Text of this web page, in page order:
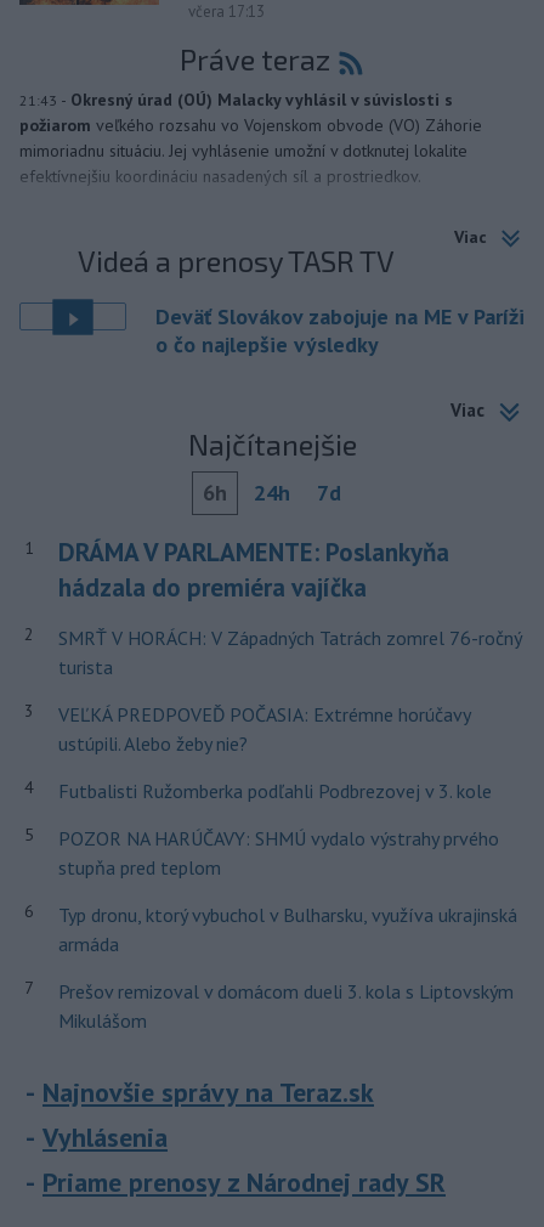
včera 17:13
Práve teraz
21:43 - Okresný úrad (OÚ) Malacky vyhlásil v súvislosti s
požiarom veľkého rozsahu vo Vojenskom obvode (VO) Záhorie
mimoriadnu situáciu. Jej vyhlásenie umožní v dotknutej lokalite
efektívnejšiu koordináciu nasadených síl a prostriedkov.
Viac
Videá a prenosy TASR TV
Deväť Slovákov zabojuje na ME v Paríži
o čo najlepšie výsledky
Viac
Najčítanejšie
6h 24h 7d
1
DRÁMA V PARLAMENTE: Poslankyňa
hádzala do premiéra vajíčka
2
SMRŤ V HORÁCH: V Západných Tatrách zomrel 76-ročný
turista
3
VEĽKÁ PREDPOVEĎ POČASIA: Extrémne horúčavy
ustúpili. Alebo žeby nie?
4 Futbalisti Ružomberka podľahli Podbrezovej v 3. kole
5
POZOR NA HARÚČAVY: SHMÚ vydalo výstrahy prvého
stupňa pred teplom
6
Typ dronu, ktorý vybuchol v Bulharsku, využíva ukrajinská
armáda
7
Prešov remizoval v domácom dueli 3. kola s Liptovským
Mikulášom
Najnovšie správy na Teraz.sk
Vyhlásenia
Priame prenosy z Národnej rady SR